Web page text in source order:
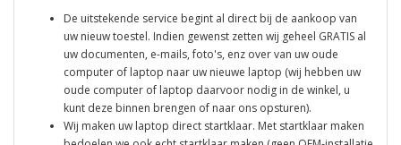
De uitstekende service begint al direct bij de aankoop van
uw nieuw toestel. Indien gewenst zetten wij geheel GRATIS al
uw documenten, e-mails, foto's, enz over van uw oude
computer of laptop naar uw nieuwe laptop (wij hebben uw
oude computer of laptop daarvoor nodig in de winkel, u
kunt deze binnen brengen of naar ons opsturen).
Wij maken uw laptop direct startklaar. Met startklaar maken